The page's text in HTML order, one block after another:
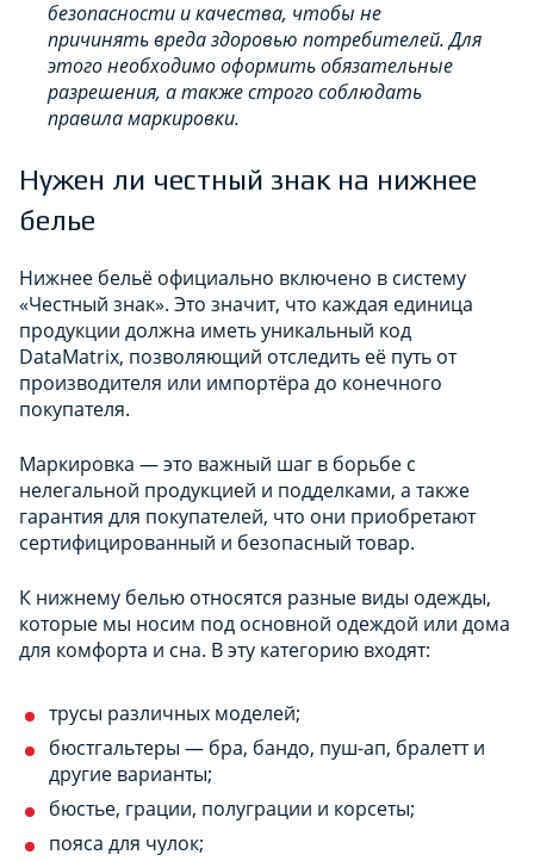
безопасности и качества, чтобы не
причинять вреда здоровью потребителей. Для
этого необходимо оформить обязательные
разрешения, а также строго соблюдать
правила маркировки.
Нужен ли честный знак на нижнее
белье
Нижнее бельё официально включено в систему
«Честный знак». Это значит, что каждая единица
продукции должна иметь уникальный код
DataMatrix, позволяющий отследить её путь от
производителя или импортёра до конечного
покупателя.
Маркировка — это важный шаг в борьбе с
нелегальной продукцией и подделками, а также
гарантия для покупателей, что они приобретают
сертифицированный и безопасный товар.
К нижнему белью относятся разные виды одежды,
которые мы носим под основной одеждой или дома
для комфорта и сна. В эту категорию входят:
трусы различных моделей;
бюстгальтеры — бра, бандо, пуш-ап, бралетт и
другие варианты;
бюстье, грации, полуграции и корсеты;
пояса для чулок;